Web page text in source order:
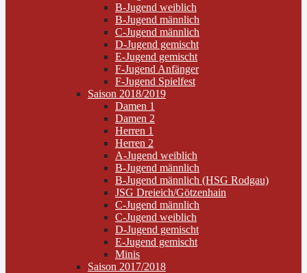
B-Jugend weiblich
B-Jugend männlich
C-Jugend männlich
D-Jugend gemischt
E-Jugend gemischt
F-Jugend Anfänger
F-Jugend Spielfest
Saison 2018/2019
Damen 1
Damen 2
Herren 1
Herren 2
A-Jugend weiblich
B-Jugend männlich
B-Jugend männlich (HSG Rodgau)
JSG Dreieich/Götzenhain
C-Jugend männlich
C-Jugend weiblich
D-Jugend gemischt
E-Jugend gemischt
Minis
Saison 2017/2018